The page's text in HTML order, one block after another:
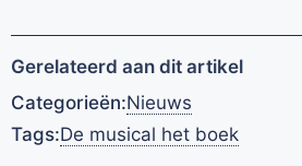
Gerelateerd aan dit artikel
Categorieën:Nieuws
Tags:De musical het boek